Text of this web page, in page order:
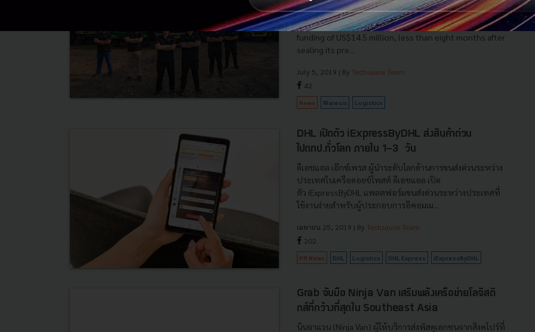
Waresix, a leading Indonesian logistics tech player,
announced today that it had closed a Series A round of
funding of US$14.5 million, less than eight months after
sealing its pre...
July 5, 2019 | By Techsauce Team
42
News Waresix Logistics
DHL เปิดตัว iExpressByDHL ส่งสินค้าด่วน
ไปตทป.ทั่วโลก ภายใน 1-3 วัน
ดีเอชแอล เอ๊กซ์เพรส ผู้นำระดับโลกด้านการขนส่งด่วนระหว่าง
ประเทศในเครือดอยช์โพสต์ ดีเอชแอล เปิด
ตัว iExpressByDHL แพลตฟอร์มขนส่งด่วนระหว่างประเทศที่
ใช้งานง่ายสำหรับผู้ประกอบการอีคอมเม...
เมษายน 25, 2019 | By Techsauce Team
202
PR News DHL Logistics DHL Express iExpressByDHL
Grab จับมือ Ninja Van เสริมพลังเครือข่ายโลจิสติ
กส์ที่กว้างที่สุดใน Southeast Asia
นินจาแวน (Ninja Van) ผู้ให้บริการส่งพัสดุเอกชนจากสิงคโปร์ที่